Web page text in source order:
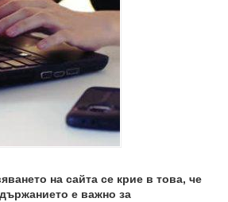
на сайта се крие в това, че
е важно за